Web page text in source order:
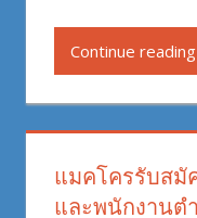
Continue reading
แมคโครรับสมั
และพนักงานตำ